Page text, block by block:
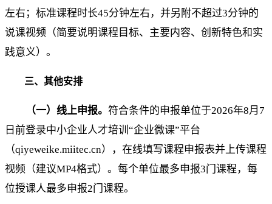
左右；标准课程时长45分钟左右，并另附不超过3分钟的
说课视频（简要说明课程目标、主要内容、创新特色和实
践意义）。
三、其他安排
（一）线上申报。 符合条件的申报单位于2026年8月7
日前登录中小企业人才培训“企业微课”平台
（qiyeweike.miitec.cn），在线填写课程申报表并上传课程
视频（建议MP4格式）。每个单位最多申报3门课程，每
位授课人最多申报2门课程。